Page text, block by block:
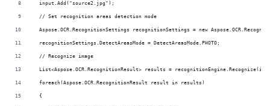
  input.Add("source2.jpg");
  // Set recognition areas detection mode
Aspose.OCR.RecognitionSettings recognitionSettings = new
  recognitionSettings.DetectAreasMode = DetectAreasMode.PHOTO;
  // Recognize image
List<Aspose.OCR.RecognitionResult> results =
  foreach(Aspose.OCR.RecognitionResult result in results)
  {